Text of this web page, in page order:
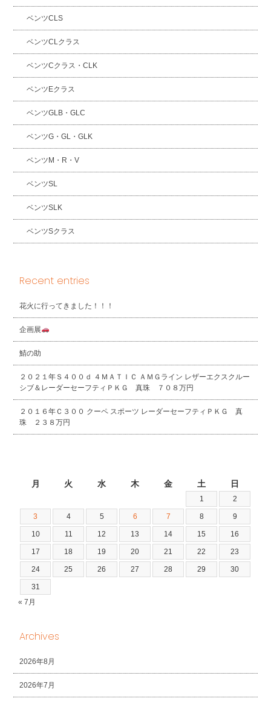
ベンツCLS
ベンツCLクラス
ベンツCクラス・CLK
ベンツEクラス
ベンツGLB・GLC
ベンツG・GL・GLK
ベンツM・R・V
ベンツSL
ベンツSLK
ベンツSクラス
Recent entries
花火に行ってきました！！！
企画展
鯖の助
２０２１年Ｓ４００ｄ ４ＭＡＴＩＣ ＡＭＧライン レザーエクスクルー
シブ＆レーダーセーフティＰＫＧ 真珠 ７０８万円
２０１６年Ｃ３００ クーペ スポーツ レーダーセーフティＰＫＧ 真
珠 ２３８万円
月 火 水 木 金 土 日
1 2
3 4 5 6 7 8 9
10 11 12 13 14 15 16
17 18 19 20 21 22 23
24 25 26 27 28 29 30
31
« 7月
Archives
2026年8月
2026年7月